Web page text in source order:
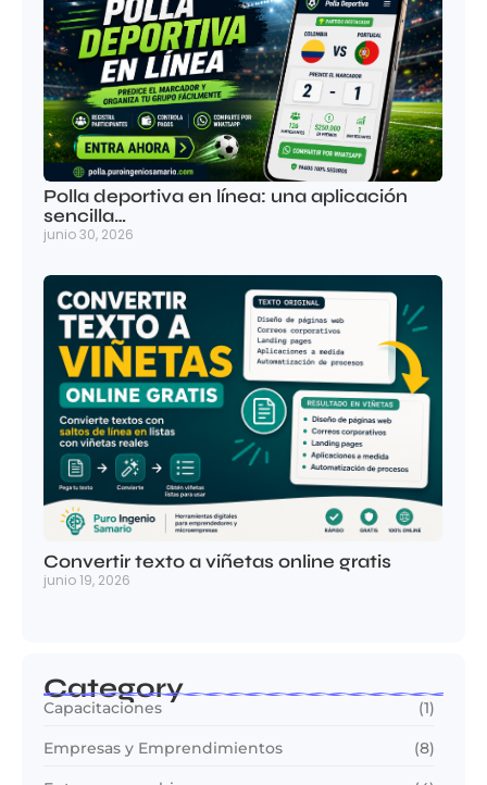
Polla deportiva en línea: una aplicación
sencilla…
junio 30, 2026
Convertir texto a viñetas online gratis
junio 19, 2026
Category
Capacitaciones (1)
Empresas y Emprendimientos (8)